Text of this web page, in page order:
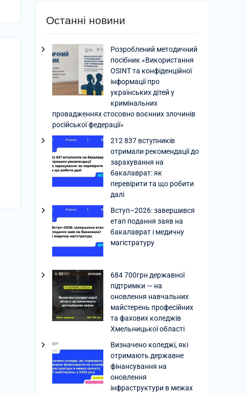
Останні новини
Розроблений методичний
посібник «Використання
OSINT та конфіденційної
інформації про
українських дітей у
кримінальних
провадженнях стосовно воєнних злочинів
російської федерації»
212 837 вступників
отримали рекомендації до
зарахування на
бакалаврат: як
перевірити та що робити
далі
Вступ–2026: завершився
етап подання заяв на
бакалаврат і медичну
магістратуру
684 700грн державної
підтримки — на
оновлення навчальних
майстерень професійних
та фахових коледжів
Хмельницької області
Визначено коледжі, які
отримають державне
фінансування на
оновлення
інфраструктури в межах